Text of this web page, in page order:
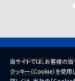
個人情報保護方針
特
個人情報の取扱いについ
当サイトでは、お客様の
クッキー（Cookie）を使用